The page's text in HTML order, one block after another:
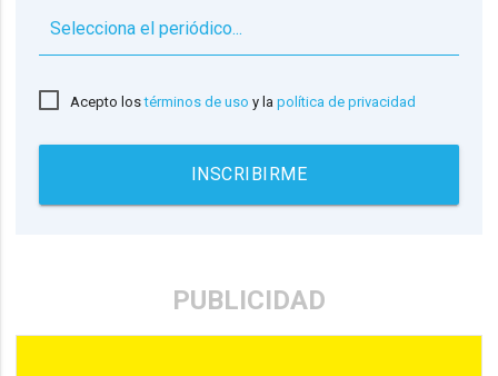
Acepto lostérminos de uso y lapolítica de privacidad
INSCRIBIRME
PUBLICIDAD